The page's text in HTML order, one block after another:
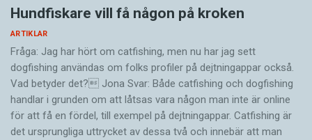
Hundfiskare vill få någon på kroken
ARTIKLAR
Fråga: Jag har hört om catfishing, men nu har jag sett
dogfishing användas om folks profiler på dejtningappar också.
Vad betyder det? Jona Svar: Både catfishing och dogfishing
handlar i grunden om att låtsas vara någon man inte är online
för att få en fördel, till exempel på dejtningappar. Catfishing är
det ursprungliga uttrycket av dessa två och innebär att man